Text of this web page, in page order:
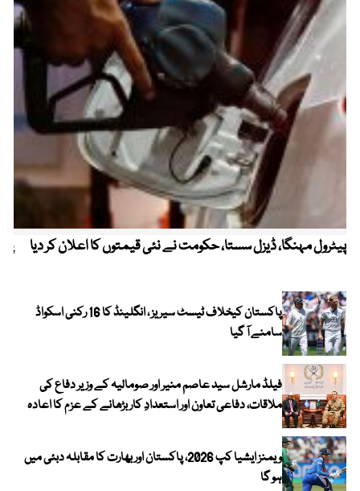
پیٹرول مہنگا، ڈیزل سستا، حکومت نے نئی قیمتوں کا اعلان کر دیا
پاکستان کیخلاف ٹیسٹ سیریز ، انگلینڈ کا 16 رکنی اسکواڈ
سامنے آ گیا
فیلڈ مارشل سید عاصم منیر اور صومالیہ کے وزیر دفاع کی
ملاقات، دفاعی تعاون اور استعدادِ کار بڑھانے کے عزم کا اعادہ
ویمنز ایشیا کپ 2026، پاکستان اور بھارت کا مقابلہ دبئی میں
ہو گا